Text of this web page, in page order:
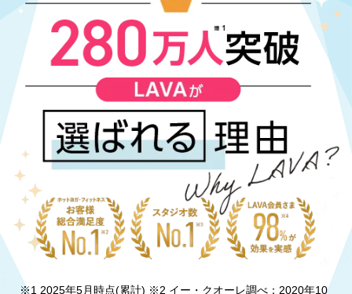
※1 2025年5月時点(累計) ※2 イー・クオーレ調べ：2020年10